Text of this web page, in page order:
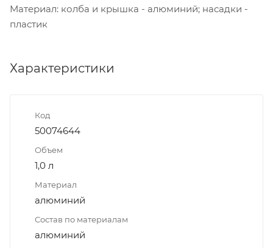
Материал: колба и крышка - алюминий; насадки -
пластик
Характеристики
Код
50074644
Объем
1,0 л
Материал
алюминий
Состав по материалам
алюминий